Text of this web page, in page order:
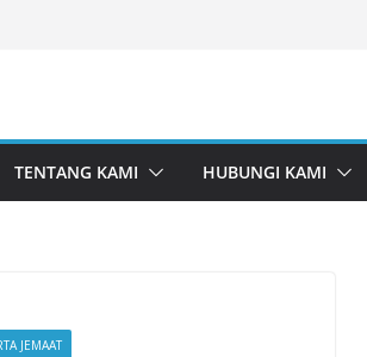
TENTANG KAMI HUBUNGI KAMI
JEMAAT